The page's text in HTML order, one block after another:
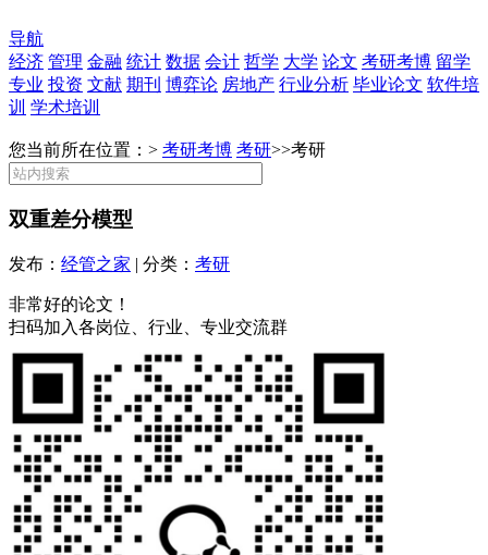
导航
经济 管理 金融 统计 数据 会计 哲学 大学 论文 考研考博 留学
专业 投资 文献 期刊 博弈论 房地产 行业分析 毕业论文 软件培
训 学术培训
您当前所在位置：> 考研考博 考研>>考研
双重差分模型
发布： 经管之家 | 分类： 考研
非常好的论文！
扫码加入各岗位、行业、专业交流群